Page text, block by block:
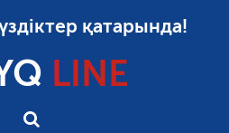
қатарында!
LINE